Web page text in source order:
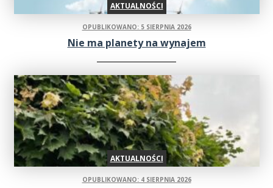
AKTUALNOŚCI
OPUBLIKOWANO: 5 SIERPNIA 2026
Nie ma planety na wynajem
AKTUALNOŚCI
OPUBLIKOWANO: 4 SIERPNIA 2026